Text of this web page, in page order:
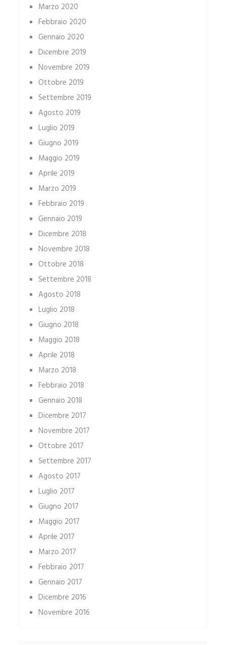
Marzo 2020
Febbraio 2020
Gennaio 2020
Dicembre 2019
Novembre 2019
Ottobre 2019
Settembre 2019
Agosto 2019
Luglio 2019
Giugno 2019
Maggio 2019
Aprile 2019
Marzo 2019
Febbraio 2019
Gennaio 2019
Dicembre 2018
Novembre 2018
Ottobre 2018
Settembre 2018
Agosto 2018
Luglio 2018
Giugno 2018
Maggio 2018
Aprile 2018
Marzo 2018
Febbraio 2018
Gennaio 2018
Dicembre 2017
Novembre 2017
Ottobre 2017
Settembre 2017
Agosto 2017
Luglio 2017
Giugno 2017
Maggio 2017
Aprile 2017
Marzo 2017
Febbraio 2017
Gennaio 2017
Dicembre 2016
Novembre 2016